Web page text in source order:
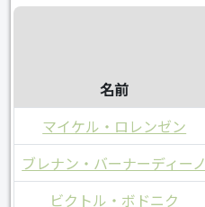
名前
マイケル・ロレンゼン
ブレナン・バーナーディーノ
ビクトル・ボドニク